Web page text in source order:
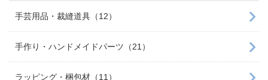
手芸用品・裁縫道具（12）
手作り・ハンドメイドパーツ（21）
ラッピング・梱包材（11）